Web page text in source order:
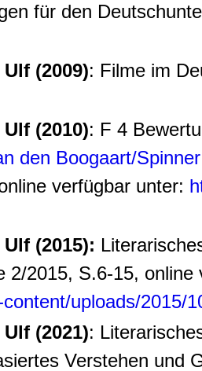
für den
(2009): Filme im
(2010): F 4
den Boogaart/
verfügbar unter:
(2015):
2/2015, S.6-15,
uploads/2015/
(2021):
Verstehen und